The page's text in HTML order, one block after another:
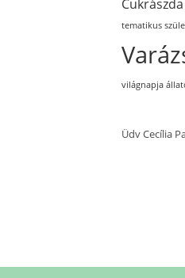
Cukrászda
tematikus
világnapja
Üdv Cecília